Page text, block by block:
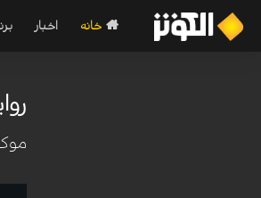
خانه اخبار